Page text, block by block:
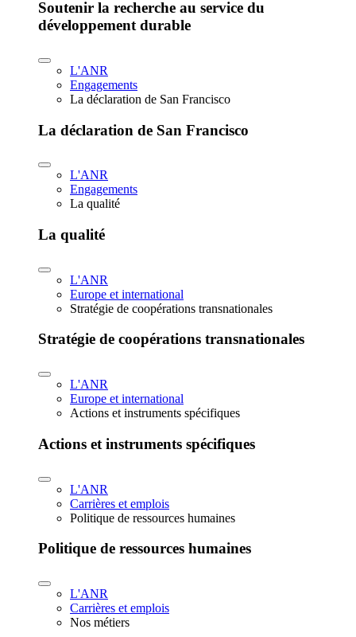
Soutenir la recherche au service du
développement durable
L'ANR
Engagements
La déclaration de San Francisco
La déclaration de San Francisco
L'ANR
Engagements
La qualité
La qualité
L'ANR
Europe et international
Stratégie de coopérations transnationales
Stratégie de coopérations transnationales
L'ANR
Europe et international
Actions et instruments spécifiques
Actions et instruments spécifiques
L'ANR
Carrières et emplois
Politique de ressources humaines
Politique de ressources humaines
L'ANR
Carrières et emplois
Nos métiers